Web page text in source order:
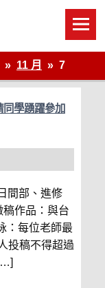
11 月 7
學踴躍參加
間部、進修
作品：與台
：每位老師最
投稿不得超過